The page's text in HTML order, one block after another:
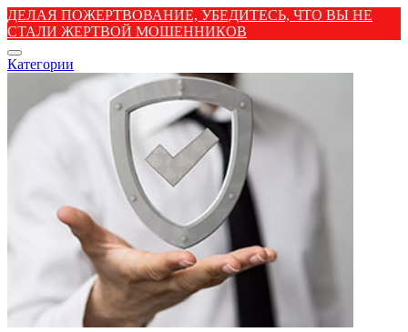
ДЕЛАЯ ПОЖЕРТВОВАНИЕ, УБЕДИТЕСЬ, ЧТО ВЫ НЕ
СТАЛИ ЖЕРТВОЙ МОШЕННИКОВ
Категории